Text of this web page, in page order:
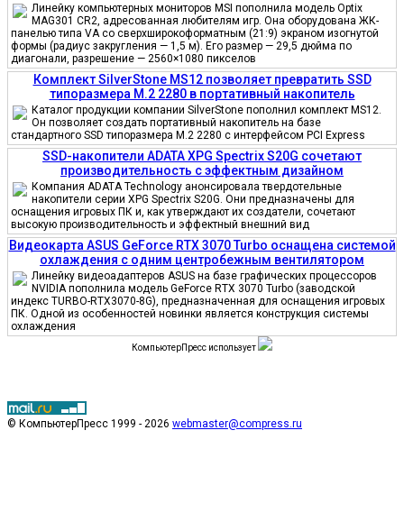
Линейку компьютерных мониторов MSI пополнила модель Optix
MAG301 CR2, адресованная любителям игр. Она оборудована ЖК-
панелью типа VA со сверхширокоформатным (21:9) экраном изогнутой
формы (радиус закругления — 1,5 м). Его размер — 29,5 дюйма по
диагонали, разрешение — 2560×1080 пикселов
Комплект SilverStone MS12 позволяет превратить SSD
типоразмера M.2 2280 в портативный накопитель
Каталог продукции компании SilverStone пополнил комплект MS12.
Он позволяет создать портативный накопитель на базе
стандартного SSD типоразмера M.2 2280 с интерфейсом PCI Express
SSD-накопители ADATA XPG Spectrix S20G сочетают
производительность с эффектным дизайном
Компания ADATA Technology анонсировала твердотельные
накопители серии XPG Spectrix S20G. Они предназначены для
оснащения игровых ПК и, как утверждают их создатели, сочетают
высокую производительность и эффектный внешний вид
Видеокарта ASUS GeForce RTX 3070 Turbo оснащена системой
охлаждения с одним центробежным вентилятором
Линейку видеоадаптеров ASUS на базе графических процессоров
NVIDIA пополнила модель GeForce RTX 3070 Turbo (заводской
индекс TURBO-RTX3070-8G), предназначенная для оснащения игровых
ПК. Одной из особенностей новинки является конструкция системы
охлаждения
КомпьютерПресс использует
© КомпьютерПресс 1999 - 2026 webmaster@compress.ru